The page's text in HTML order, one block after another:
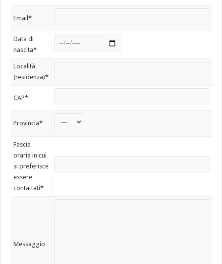
Email*
Data di
nascita*
Località
(residenza)*
CAP*
Provincia*
Fascia
oraria in cui
si preferisce
essere
contattati*
Messaggio